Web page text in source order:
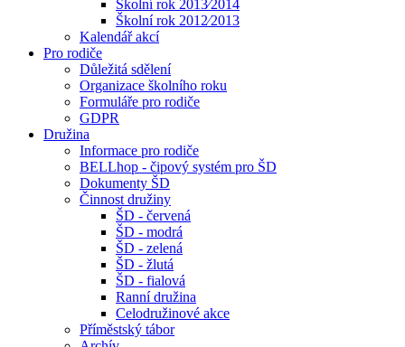
Školní rok 2013⁄2014
Školní rok 2012⁄2013
Kalendář akcí
Pro rodiče
Důležitá sdělení
Organizace školního roku
Formuláře pro rodiče
GDPR
Družina
Informace pro rodiče
BELLhop - čipový systém pro ŠD
Dokumenty ŠD
Činnost družiny
ŠD - červená
ŠD - modrá
ŠD - zelená
ŠD - žlutá
ŠD - fialová
Ranní družina
Celodružinové akce
Příměstský tábor